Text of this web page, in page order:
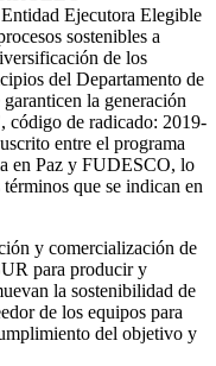
Ejecutora Elegible
sostenibles a
de los
del Departamento de
la generación
código de radicado: 2019-
entre el programa
en Paz y FUDESCO, lo
que se indican en
y comercialización de
para producir y
la sostenibilidad de
de los equipos para
del objetivo y